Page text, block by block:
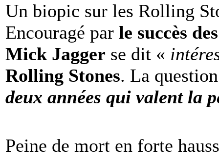
Un biopic sur les Rolling
Encouragé par le succès
Mick Jagger se dit «
Rolling Stones. La
deux années qui valent la
Peine de mort en forte